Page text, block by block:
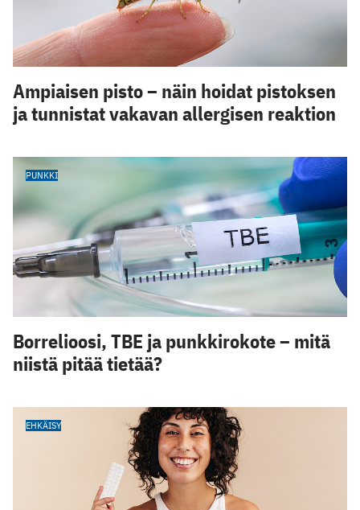
Ampiaisen pisto – näin hoidat pistoksen
ja tunnistat vakavan allergisen reaktion
PUNKKI
Borrelioosi, TBE ja punkkirokote – mitä
niistä pitää tietää?
EHKÄISY